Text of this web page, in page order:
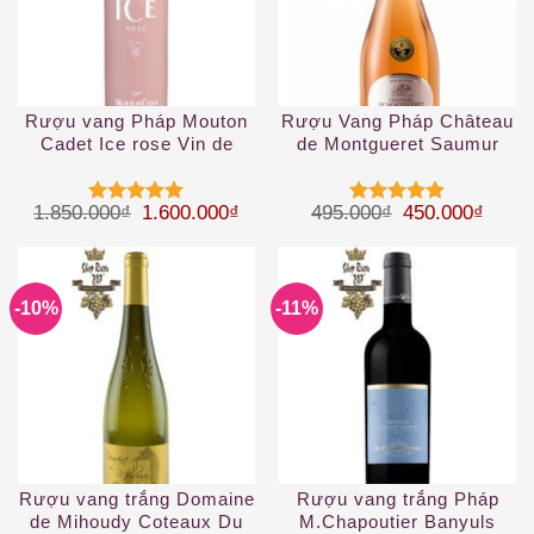
Rượu vang Pháp Mouton
Cadet Ice rose Vin de
Được xếp
sao
1.850.000₫ Giá gốc là: 1.850.000₫.
1.600.000₫ Giá hiện tại là: 1.600.000₫.
Rượu Vang Pháp Château
de Montgueret Saumur
Được xếp
sao
495.000₫ Giá gốc là:
450.000₫
-10%
Rượu vang trắng Domaine
de Mihoudy Coteaux Du
-11%
Rượu vang trắng Pháp
M.Chapoutier Banyuls